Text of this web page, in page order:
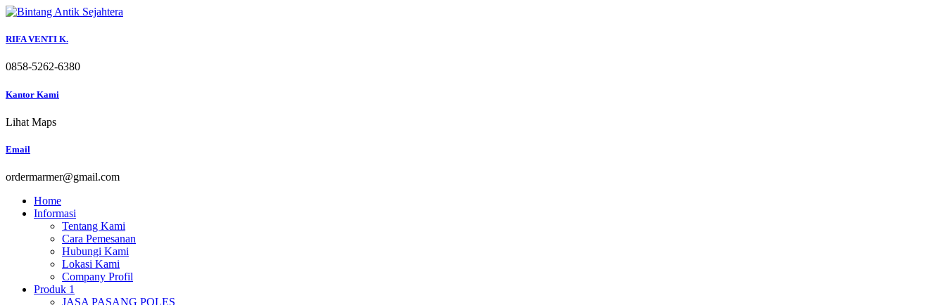
Skip
content
RIFA VENTI K.
0858-5262-6380
Kantor Kami
Lihat Maps
Email
ordermarmer@gmail.com
Home
Informasi
Tentang Kami
Cara Pemesanan
Hubungi Kami
Lokasi Kami
Company Profil
Produk 1
JASA PASANG POLES